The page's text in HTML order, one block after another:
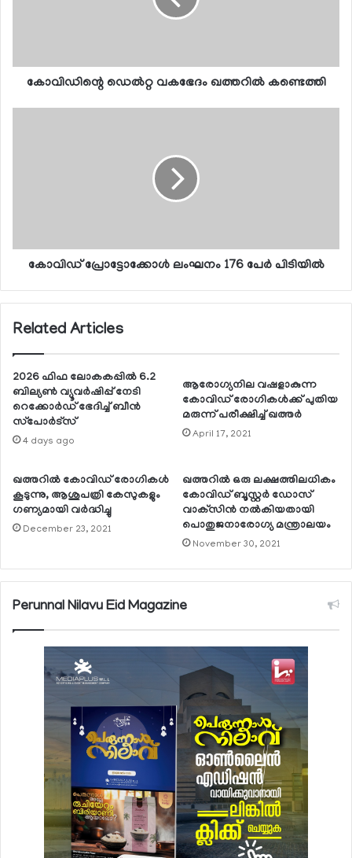
കോവിഡിന്റെ ഡെല്‍റ്റ വകഭേദം ഖത്തറില്‍ കണ്ടെത്തി
കോവിഡ് പ്രോട്ടോക്കോള്‍ ലംഘനം 176 പേര്‍ പിടിയില്‍
Related Articles
2026 ഫിഫ ലോകകപ്പില്‍ 6.2
ബില്യണ്‍ വ്യൂവര്‍ഷിപ്പ് നേടി
റെക്കോര്‍ഡ് ഭേദിച്ച് ബീന്‍
സ്‌പോര്‍ട്‌സ്
4 days ago
ആരോഗ്യനില വഷളാകുന്ന
കോവിഡ് രോഗികള്‍ക്ക് പുതിയ
മരുന്ന് പരീക്ഷിച്ച് ഖത്തര്‍
April 17, 2021
ഖത്തറില്‍ കോവിഡ് രോഗികള്‍
കൂടുന്നു, ആശുപത്രി കേസുകളും
ഗണ്യമായി വര്‍ദ്ധിച്ചു
December 23, 2021
ഖത്തറില്‍ ഒരു ലക്ഷത്തിലധികം
കോവിഡ് ബൂസ്റ്റര്‍ ഡോസ്
വാക്‌സിന്‍ നല്‍കിയതായി
പൊതുജനാരോഗ്യ മന്ത്രാലയം
November 30, 2021
Perunnal Nilavu Eid Magazine